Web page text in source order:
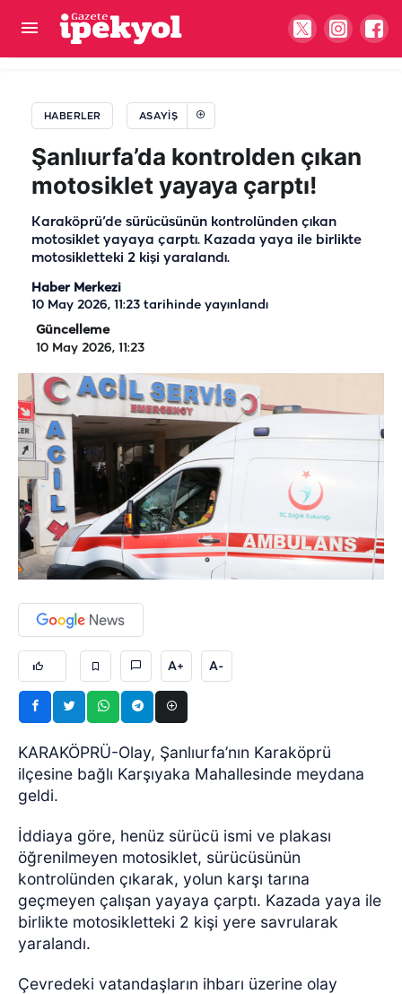
HABERLER ASAYIŞ
Şanlıurfa’da kontrolden çıkan
motosiklet yayaya çarptı!
Karaköprü’de sürücüsünün kontrolünden çıkan
motosiklet yayaya çarptı. Kazada yaya ile birlikte
motosikletteki 2 kişi yaralandı.
Haber Merkezi
10 May 2026, 11:23 tarihinde yayınlandı
Güncelleme
10 May 2026, 11:23
A+ A-
KARAKÖPRÜ-Olay, Şanlıurfa’nın Karaköprü
ilçesine bağlı Karşıyaka Mahallesinde meydana
geldi.
İddiaya göre, henüz sürücü ismi ve plakası
öğrenilmeyen motosiklet, sürücüsünün
kontrolünden çıkarak, yolun karşı tarına
geçmeyen çalışan yayaya çarptı. Kazada yaya ile
birlikte motosikletteki 2 kişi yere savrularak
yaralandı.
Çevredeki vatandaşların ihbarı üzerine olay
Şanlıurfa'da sebze yüklü tır alev alev yandı